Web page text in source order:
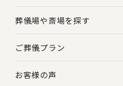
葬儀場や斎場を探す
神奈川県の葬儀場・斎場一覧
東京都の葬儀場・斎場一覧
ご葬儀プラン
お客様の声